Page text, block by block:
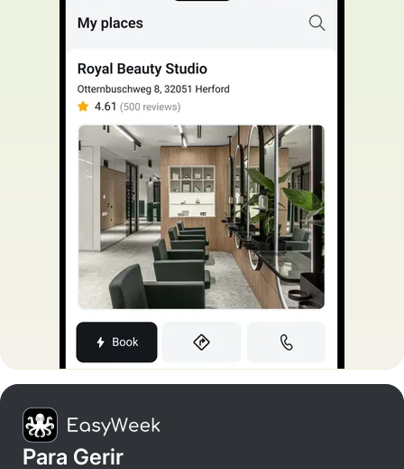
Para Gerir